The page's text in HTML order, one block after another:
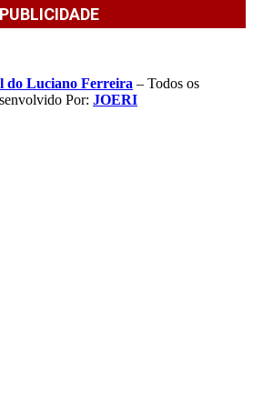
PUBLICIDADE
do Luciano Ferreira – Todos os
Por: JOERI